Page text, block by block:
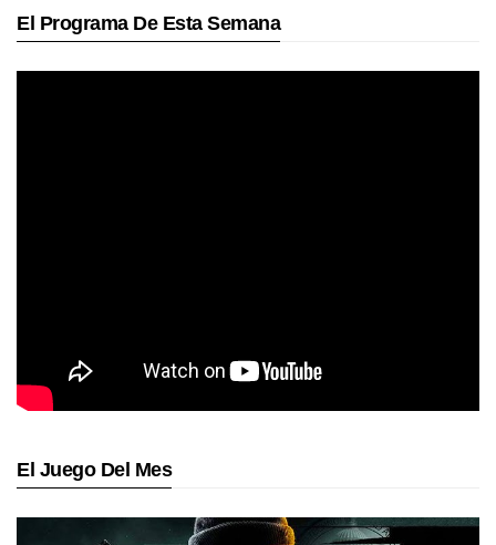
El Programa De Esta Semana
El Juego Del Mes